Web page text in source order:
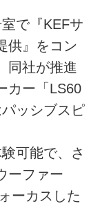
で『KEFサ
供』をコン
同社が推進
カー「LS60
ッシブスピ
可能で、さ
ーファー
ーカスした